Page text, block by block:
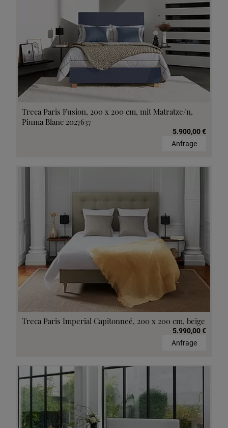
Treca Paris Fusion, 200 x 200 cm, mit Matratze/n,
Piuma Blanc 2027637
5.900,00 €
Anfrage
Treca Paris Imperial Capitonneé, 200 x 200 cm, beige
5.990,00 €
Anfrage